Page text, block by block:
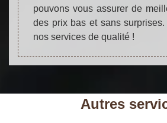
pouvons vous assurer de
des prix bas et sans
nos services de qualité !
Autres